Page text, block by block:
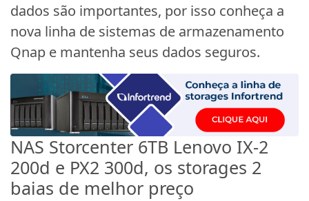
dados são importantes, por isso conheça a
nova linha de sistemas de armazenamento
Qnap e mantenha seus dados seguros.
NAS Storcenter 6TB Lenovo IX-2
200d e PX2 300d, os storages 2
baias de melhor preço